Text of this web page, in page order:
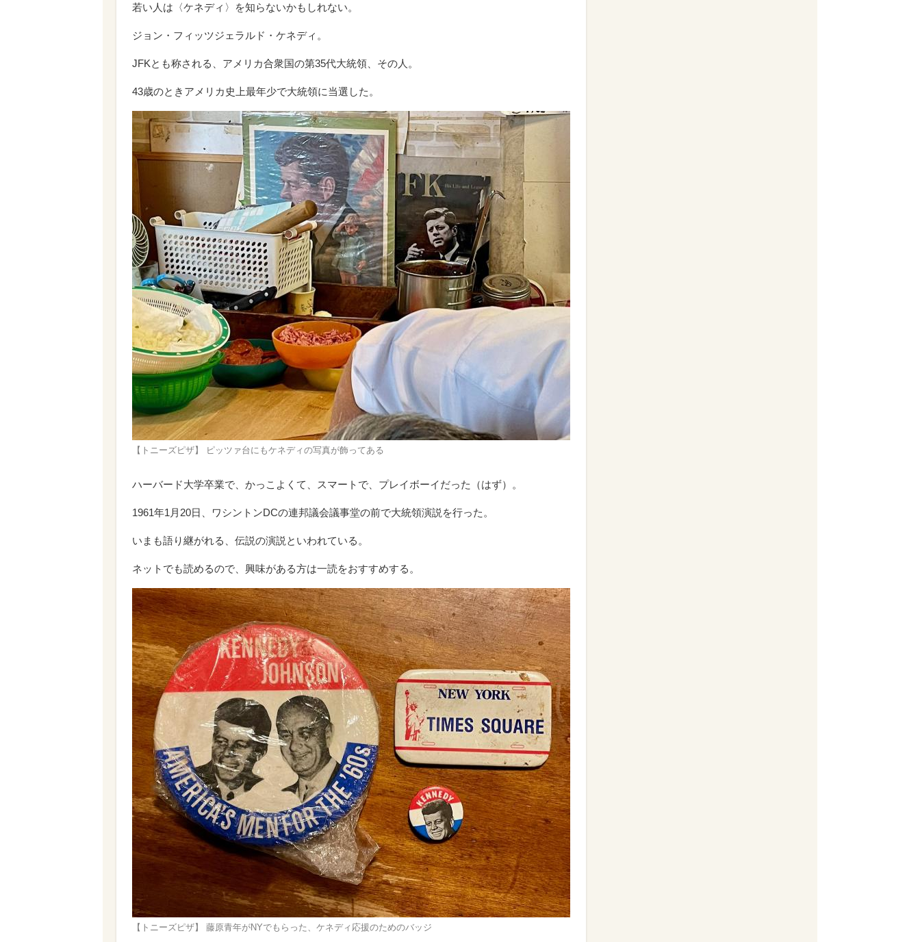
若い人は〈ケネディ〉を知らないかもしれない。
ジョン・フィッツジェラルド・ケネディ。
JFKとも称される、アメリカ合衆国の第35代大統領、その人。
43歳のときアメリカ史上最年少で大統領に当選した。
【トニーズピザ】 ピッツァ台にもケネディの写真が飾ってある
ハーバード大学卒業で、かっこよくて、スマートで、プレイボーイだった（はず）。
1961年1月20日、ワシントンDCの連邦議会議事堂の前で大統領演説を行った。
いまも語り継がれる、伝説の演説といわれている。
ネットでも読めるので、興味がある方は一読をおすすめする。
【トニーズピザ】 藤原青年がNYでもらった、ケネディ応援のためのバッジ